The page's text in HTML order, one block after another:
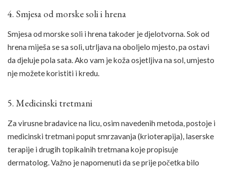
4. Smjesa od morske soli i hrena
Smjesa od morske soli i hrena također je djelotvorna. Sok od
hrena miješa se sa soli, utrljava na oboljelo mjesto, pa ostavi
da djeluje pola sata. Ako vam je koža osjetljiva na sol, umjesto
nje možete koristiti i kredu.
5. Medicinski tretmani
Za virusne bradavice na licu, osim navedenih metoda, postoje i
medicinski tretmani poput smrzavanja (krioterapija), laserske
terapije i drugih topikalnih tretmana koje propisuje
dermatolog. Važno je napomenuti da se prije početka bilo